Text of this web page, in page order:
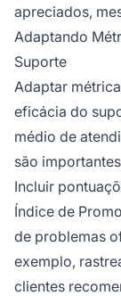
apreciados,
Adaptando
Suporte
Adaptar
eficácia do
médio de
são
Incluir
Índice de
de problemas
exemplo,
clientes